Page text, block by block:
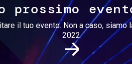
il tuo evento. Non a caso, siamo
2022.